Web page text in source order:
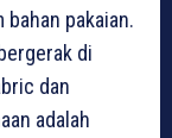
pakaian.
di
dan
adalah